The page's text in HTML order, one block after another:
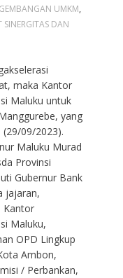
UMKM,
SINERGITAS DAN
maka Kantor
Maluku untuk
yang
09/2023).
Maluku Murad
Provinsi
Gubernur Bank
jajaran,
Kantor
Maluku,
OPD Lingkup
Ambon,
/ Perbankan,